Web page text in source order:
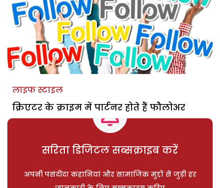
लाइफ स्टाइल
क्रिएटर के क्राइम में पार्टनर होते हैं फौलोअर
सरिता डिजिटल सब्सक्राइब करें
अपनी पसंदीदा कहानियां और सामाजिक मुद्दों से जुड़ी हर